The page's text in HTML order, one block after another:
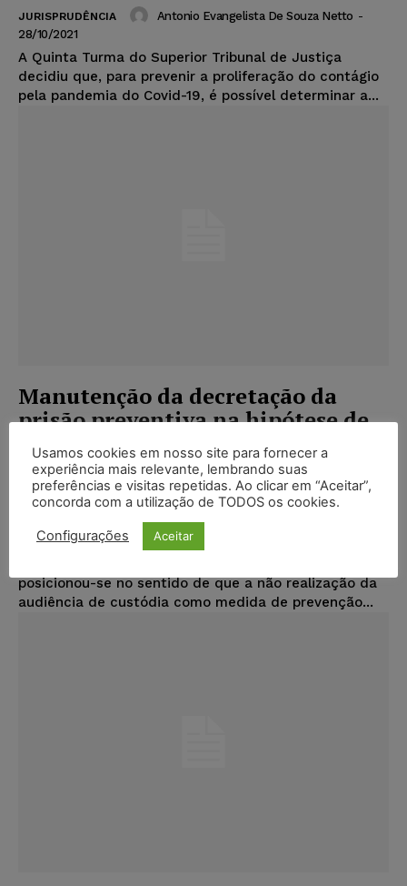
JURISPRUDÊNCIA Antonio Evangelista De Souza Netto -
28/10/2021
A Quinta Turma do Superior Tribunal de Justiça
decidiu que, para prevenir a proliferação do contágio
pela pandemia do Covid-19, é possível determinar a...
Manutenção da decretação da
prisão preventiva na hipótese de
não realização de audiência de
custódia durante a pandemia do
Covid-19.
Antonio Evangelista De Souza Netto
28/10/2021
posicionou-se no sentido de que a não realização da
audiência de custódia como medida de prevenção...
Usamos cookies em nosso site para fornecer a
experiência mais relevante, lembrando suas
preferências e visitas repetidas. Ao clicar em “Aceitar”,
concorda com a utilização de TODOS os cookies.
Configurações Aceitar